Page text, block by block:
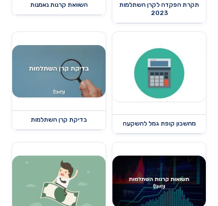
תקרת הפקדה לקרן השתלמות
2023
השוואת קרנות נאמנות
מחשבון קופת גמל להשקעה
בדיקת קרן השתלמות